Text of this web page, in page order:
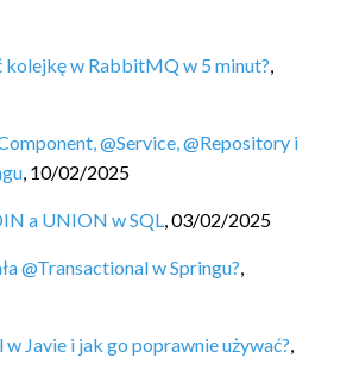
kolejkę w RabbitMQ w 5 minut?,
@Service, @Repository i
, 10/02/2025
a UNION w SQL,03/02/2025
@Transactional w Springu?,
Javie i jak go poprawnie używać?,